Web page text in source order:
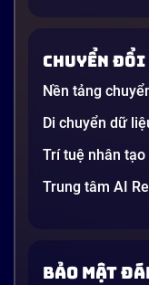
Chuyển
Nền tảng
Di chuyển dữ
Trí tuệ nhân tạo
Trung tâm AI
Bảo mật